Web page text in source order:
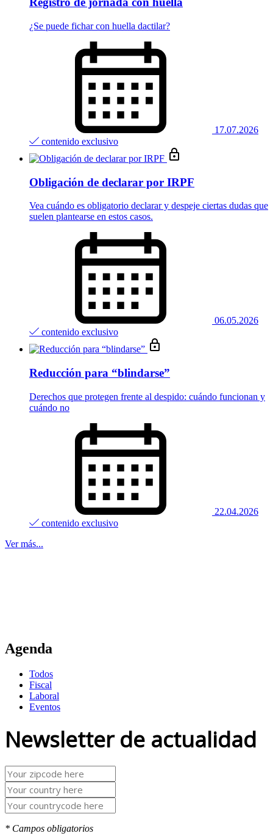
¿Se puede fichar con huella dactilar?
17.07.2026
contenido exclusivo
Obligación de declarar por IRPF
Vea cuándo es obligatorio declarar y despeje ciertas dudas que
suelen plantearse en estos casos.
06.05.2026
contenido exclusivo
Reducción para “blindarse”
Derechos que protegen frente al despido: cuándo funcionan y
cuándo no
22.04.2026
contenido exclusivo
Ver más...
Agenda
Todos
Fiscal
Laboral
Eventos
Newsletter de actualidad
* Campos obligatorios